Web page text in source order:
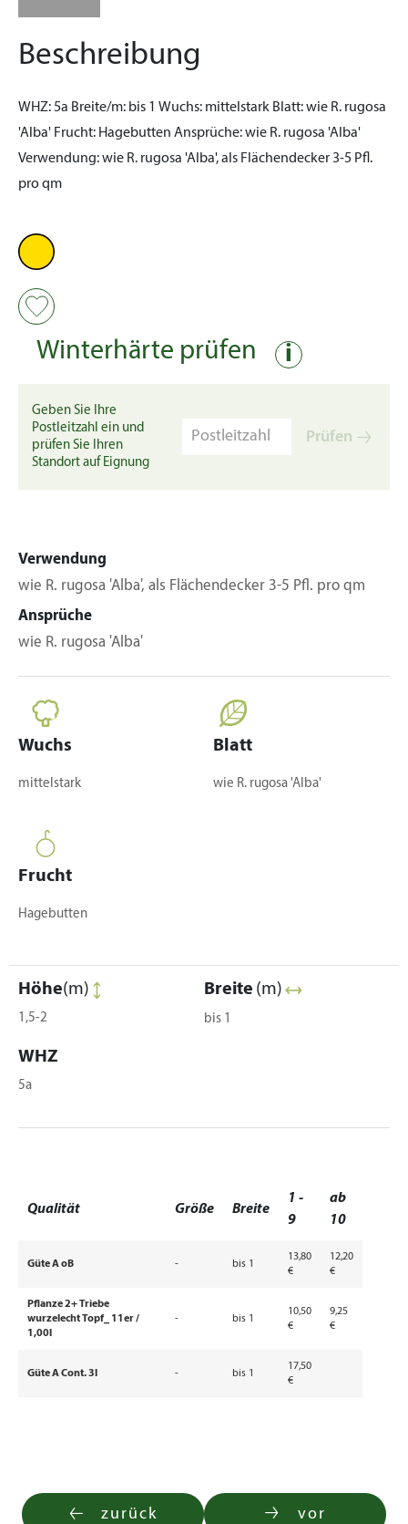
Beschreibung
WHZ:5a Breite/m: bis 1 Wuchs: mittelstark Blatt:wie R. rugosa
'Alba' Frucht: Hagebutten Ansprüche:wie R. rugosa 'Alba'
Verwendung:wie R. rugosa 'Alba', als Flächendecker 3-5 Pfl.
pro qm
Winterhärte prüfen i
Geben Sie Ihre
Postleitzahl ein und
prüfen Sie Ihren
Standort auf Eignung
Prüfen
Verwendung
wie R. rugosa 'Alba', als Flächendecker 3-5 Pfl. pro qm
Ansprüche
wie R. rugosa 'Alba'
Wuchs
mittelstark
Blatt
wie R. rugosa 'Alba'
Frucht
Hagebutten
Höhe(m)
1,5-2
Breite (m)
bis 1
WHZ
5a
Qualität Größe Breite
1 -
9
ab
10
Güte A oB - bis 1
13,80
€
12,20
€
Pflanze 2+ Triebe
wurzelecht Topf_ 11er /
1,00l
- bis 1
10,50
€
9,25
€
Güte A Cont. 3l - bis 1
17,50
€
zurück vor